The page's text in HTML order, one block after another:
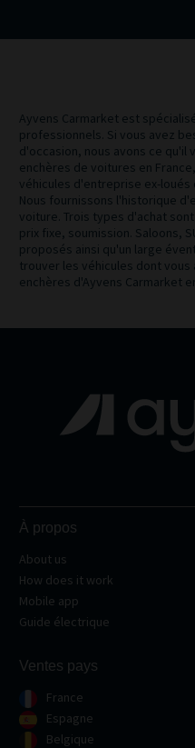
Ayvens Carmarket est
professionnels. Si vous avez
d'occasion, nous avons ce qu'il
enchères de voitures en
véhicules d'entreprise ex-
Nous fournissons l'historique
voiture. Trois types d'achat
prix fixe, soumission. Saloons,
proposés ainsi qu'un large
trouver les véhicules dont vous
enchères d'Ayvens Carmarket
À propos
About us
How does it work
Mobile app
Guide électrique
Ventes pays
France
Espagne
Belgique